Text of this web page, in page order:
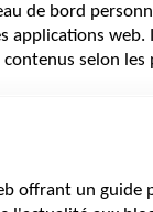
de bord
applications
selon
offrant un guide